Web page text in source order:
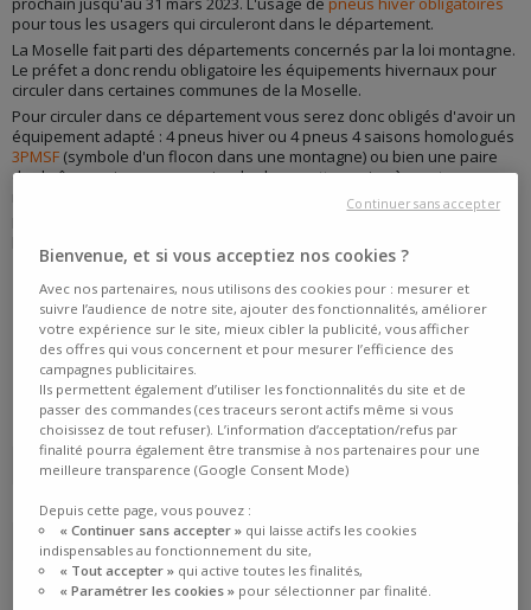
pour tous les usagers qui circuleront dans le département.
La Moselle fait parti des départements concernés par la loi montagne.
Le préfet a donc rendu obligatoire les équipements hivernaux pour
circuler dans certaines communes de la Moselle.
Pour circuler dans ce département vous serez donc obligés d'avoir un
équipement adapté : 4 pneus hiver ou 4 pneus 4 saisons homologués
3PMSF (symbole d'un flocon dans une montagne) ou bien une paire
de chaînes neige ou une paire de chaussettes neige à monter sur au
LOI MONTAGNE : LISTE DES
COMMUNES CONCERNÉES DANS LA
MOSELLE
Abreschviller Meisenthal
Arzviller
Métairies-Saint-Quirin
Baerenthal
Montbronn
Bitche
Mouterhouse
Niderhoff
Breidenbach Nousseviller-lès-Bitche
Dabo Obergailbach
Danne-et-Quatre-
Vents
Bienvenue, et si vous acceptiez nos cookies ?
Avec nos partenaires, nous utilisons des cookies pour : mesurer et
suivre l’audience de notre site, ajouter des fonctionnalités, améliorer
votre expérience sur le site, mieux cibler la publicité, vous afficher
des offres qui vous concernent et pour mesurer l’efficience des
campagnes publicitaires.
Ils permettent également d’utiliser les fonctionnalités du site et de
passer des commandes (ces traceurs seront actifs même si vous
choisissez de tout refuser). L’information d’acceptation/refus par
finalité pourra également être transmise à nos partenaires pour une
meilleure transparence (Google Consent Mode)
Depuis cette page, vous pouvez :
« Continuer sans accepter »qui laisse actifs les cookies
indispensables au fonctionnement du site,
« Tout accepter »qui active toutes les finalités,
« Paramétrer les cookies »pour sélectionner par finalité.
Continuer sans accepter